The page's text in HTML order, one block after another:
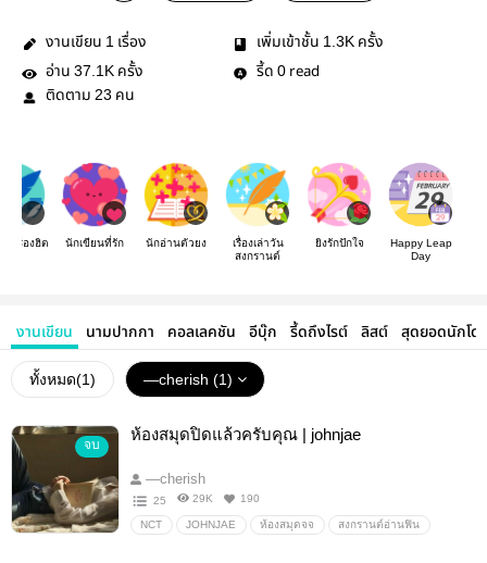
งานเขียน 1 เรื่อง เพิ่มเข้าชั้น 1.3K ครั้ง
อ่าน 37.1K ครั้ง รี้ด 0 read
ติดตาม 23 คน
งเรื่องฮิต นักเขียนที่รัก นักอ่านตัวยง
เรื่องเล่าวัน
สงกรานต์
ยิงรักปักใจ
Happy Leap
Day
งานเขียน นามปากกา คอลเลคชัน อีบุ๊ก รี้ดถึงไรต์ ลิสต์ สุดยอดนักโด
ทั้งหมด(1) —cherish (1)
จบ
ห้องสมุดปิดแล้วครับคุณ | johnjae
—cherish
25 29K 190
NCT JOHNJAE ห้องสมุดจจ สงกรานต์อ่านฟิน